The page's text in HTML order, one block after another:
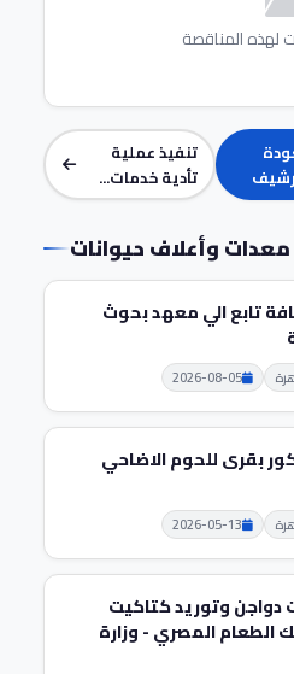
لهذه المناقصة
تنفيذ عملية
تأدية خدمات...
وأعلاف حيوانات
تابع الي معهد بحوث
2026-08-05
بقرى للحوم الاضاحي
2026-05-13
دواجن وتوريد كتاكيت
الطعام المصري - وزارة